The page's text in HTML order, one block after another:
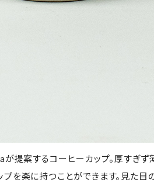
提案するコーヒーカップ。厚すぎ
プを楽に持つことができます。見た